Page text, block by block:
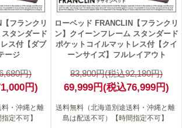
フランクリ
タンダード
ス付【ダブ
ージ
円)
円)
・沖縄と離
定不可】
ローベッド FRANCLIN【フランクリ
ン】クイーンフレーム スタンダード
ポケットコイルマットレス付【クイ
ーンサイズ】フルレイアウト
83,800円(税込92,180円)
69,999円(税込76,999円)
送料無料（北海道別途送料・沖縄と離
島は配送不可）【時間指定不可】